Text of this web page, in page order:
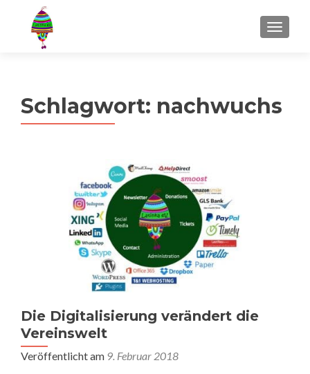
MENU
Schlagwort: nachwuchs
Die Digitalisierung verändert die
Vereinswelt
Veröffentlicht am 9. Februar 2018